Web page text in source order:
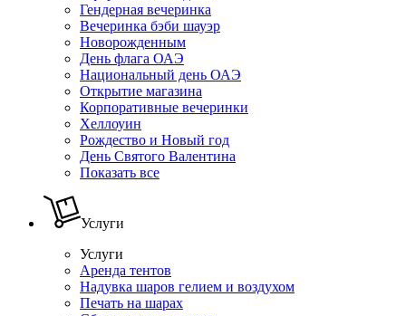
Гендерная вечеринка
Вечеринка бэби шауэр
Новорожденным
День флага ОАЭ
Национальный день ОАЭ
Открытие магазина
Корпоративные вечеринки
Хеллоуин
Рождество и Новый год
День Святого Валентина
Показать все
Услуги
Услуги
Аренда тентов
Надувка шаров гелием и воздухом
Печать на шарах